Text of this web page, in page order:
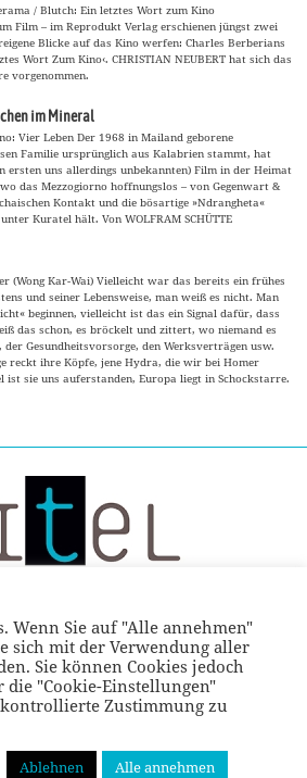
/ Blutch: Ein letztes Wort zum Kino
Film – im Reprodukt Verlag erschienen jüngst zwei
Blicke auf das Kino werfen: Charles Berberians
Wort Zum Kino‹. CHRISTIAN NEUBERT hat sich das
vorgenommen.
im Mineral
Vier Leben Der 1968 in Mailand geborene
Familie ursprünglich aus Kalabrien stammt, hat
ersten uns allerdings unbekannten) Film in der Heimat
das Mezzogiorno hoffnungslos – von Gegenwart &
Kontakt und die bösartige »Ndrangheta«
Kuratel hält. Von WOLFRAM SCHÜTTE
(Wong Kar-Wai) Vielleicht war das bereits ein frühes
und seiner Lebensweise, man weiß es nicht. Man
beginnen, vielleicht ist das ein Signal dafür, dass
das schon, es bröckelt und zittert, wo niemand es
Gesundheitsvorsorge, den Werksverträgen usw.
reckt ihre Köpfe, jene Hydra, die wir bei Homer
ist sie uns auferstanden, Europa liegt in Schockstarre.
Wenn Sie auf "Alle annehmen"
sich mit der Verwendung aller
Sie können Cookies jedoch
die "Cookie-Einstellungen"
Zustimmung zu
Ablehnen Alle annehmen